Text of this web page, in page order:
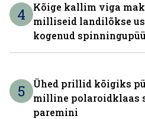
4
Kõige kallim viga
milliseid landilõkse
kogenud
5
Ühed prillid kõigiks
milline polaroidklaas
paremini